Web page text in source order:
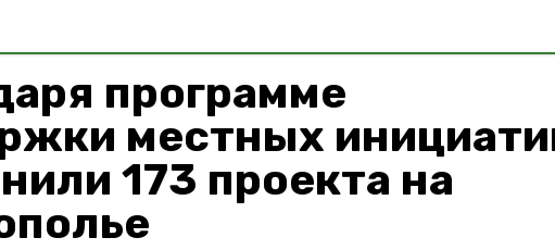
программе
местных
173 проекта на